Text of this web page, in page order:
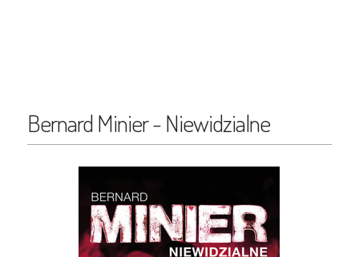
Bernard Minier - Niewidzialne